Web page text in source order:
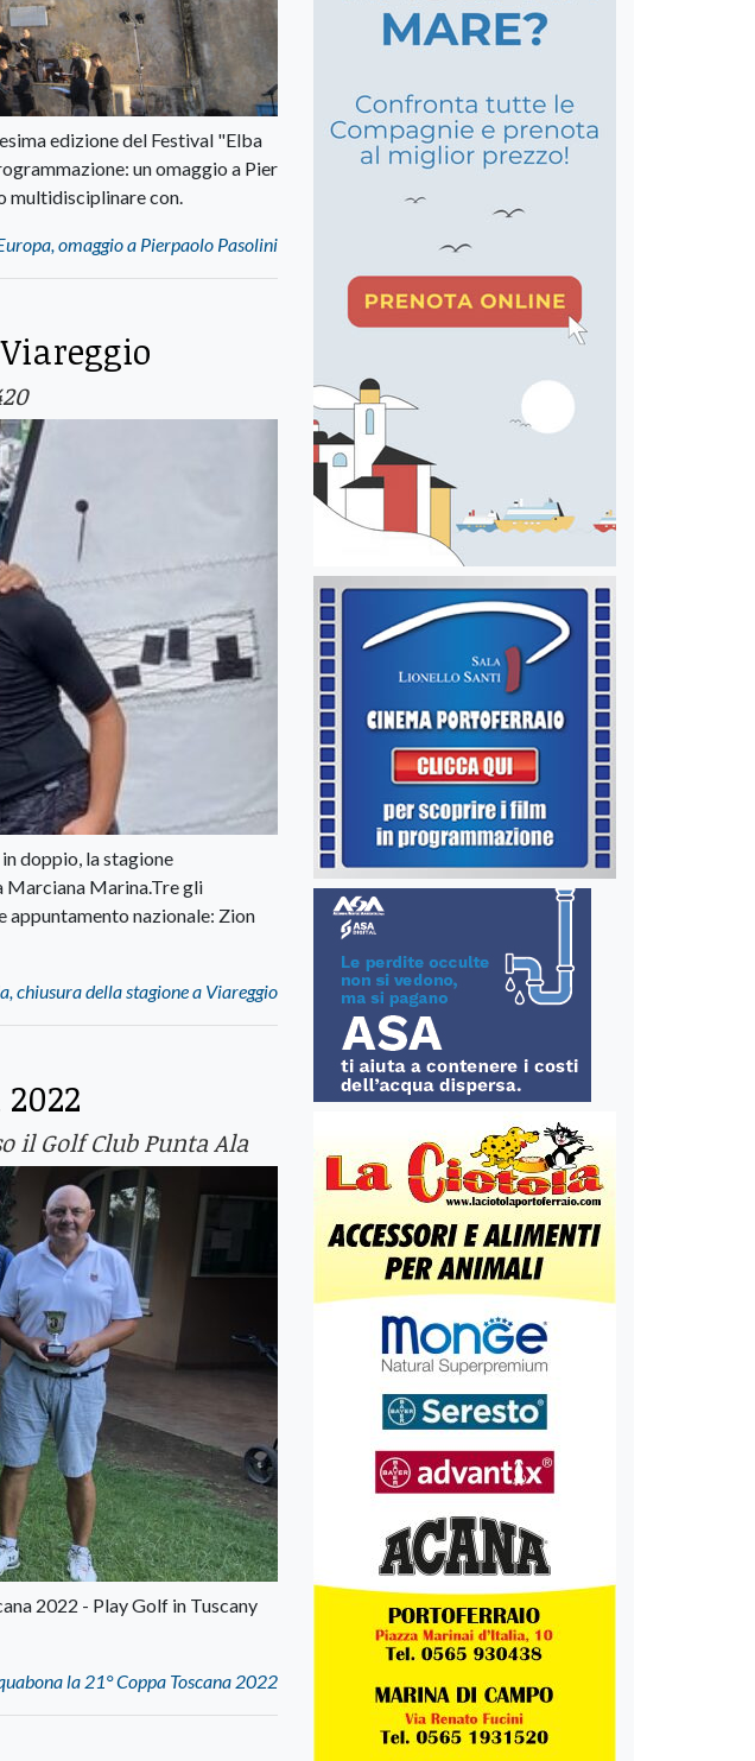
edizione del Festival "Elba
un omaggio a Pier
multidisciplinare con.
omaggio a Pierpaolo Pasolini
doppio, la stagione
Marciana Marina.Tre gli
appuntamento nazionale: Zion
chiusura della stagione a Viareggio
il Golf Club Punta Ala
2022 - Play Golf in Tuscany
la 21° Coppa Toscana 2022